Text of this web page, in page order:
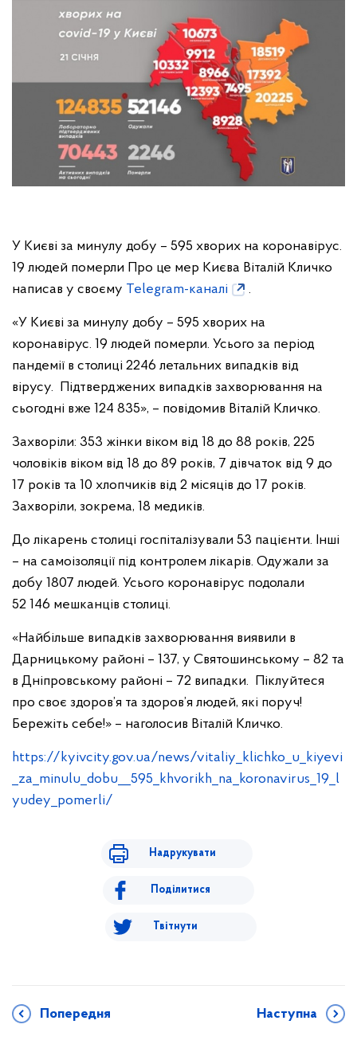
У Києві за минулу добу – 595 хворих на коронавірус.
19 людей померли Про це мер Києва Віталій Кличко
написав у своєму Telegram-каналі .
«У Києві за минулу добу – 595 хворих на
коронавірус. 19 людей померли. Усього за період
пандемії в столиці 2246 летальних випадків від
вірусу. Підтверджених випадків захворювання на
сьогодні вже 124 835», – повідомив Віталій Кличко.
Захворіли: 353 жінки віком від 18 до 88 років, 225
чоловіків віком від 18 до 89 років, 7 дівчаток від 9 до
17 років та 10 хлопчиків від 2 місяців до 17 років.
Захворіли, зокрема, 18 медиків.
До лікарень столиці госпіталізували 53 пацієнти. Інші
– на самоізоляції під контролем лікарів. Одужали за
добу 1807 людей. Усього коронавірус подолали
52 146 мешканців столиці.
«Найбільше випадків захворювання виявили в
Дарницькому районі – 137, у Святошинському – 82 та
в Дніпровському районі – 72 випадки. Піклуйтеся
про своє здоров’я та здоров’я людей, які поруч!
Бережіть себе!» – наголосив Віталій Кличко.
https://kyivcity.gov.ua/news/vitaliy_klichko_u_kiyevi
_za_minulu_dobu__595_khvorikh_na_koronavirus_19_l
yudey_pomerli/
Надрукувати
Поділитися
Твітнути
Попередня Наступна